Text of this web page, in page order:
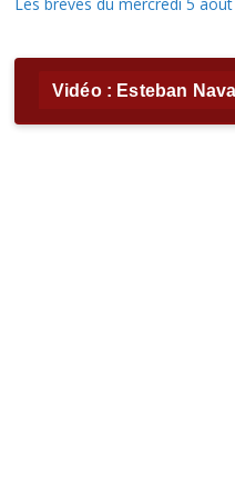
Vidéo : Esteban